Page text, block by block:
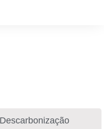
Descarbonização